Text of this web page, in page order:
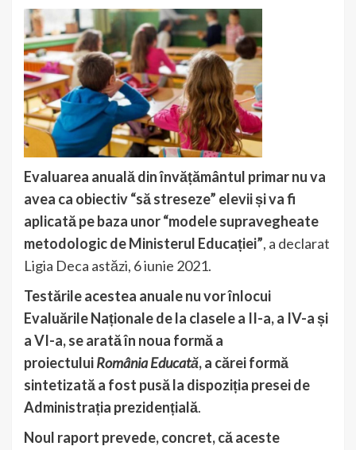
Evaluarea anuală din învățământul primar nu va
avea ca obiectiv “să streseze” elevii și va fi
aplicată pe baza unor “modele supravegheate
metodologic de Ministerul Educației”, a declarat
Ligia Deca astăzi, 6 iunie 2021.
Testările acestea anuale nu vor înlocui
Evaluările Naționale de la clasele a II-a, a IV-a și
a VI-a, se arată în noua formă a
proiectuluiRomânia Educată, a cărei formă
sintetizată a fost pusă la dispoziția presei de
Administrația prezidențială.
Noul raport prevede, concret, că aceste